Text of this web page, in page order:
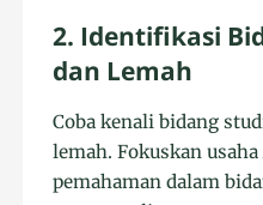
2. Identifikasi
dan Lemah
Coba kenali bidang
lemah. Fokuskan
pemahaman dalam